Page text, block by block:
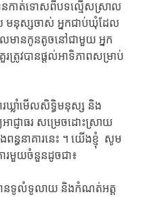
ន​កាត់ទោស​ពីបទល្មើស​ស្រាល
មនុស្សចាស់​ អ្នកជាប់ឃុំ​ដែល
លមានកូនតូច​នៅជាមួយ​ អ្នក
ត្រូវបាន​ផ្ដល់អាទិភាព​សម្រាប់
រ​ឃ្លាំមើល​សិទ្ធិមនុស្ស ​និង
ជ្ញាធរ​ សម្រេច​ដោះស្រាយ​
ធនាគារនេះ ។​ យើងខ្ញុំ ​ សូម
ារ​មួយចំនួន​ដូចជា៖​
បាន​ទូលំទូលាយ​ និងកំណត់​អត្ត